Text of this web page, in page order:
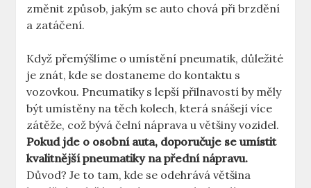
změnit způsob, jakým se auto chová při brzdění
a zatáčení.
Když přemýšlíme o umístění pneumatik, důležité
je znát, kde se dostaneme do kontaktu s
vozovkou. Pneumatiky s lepší přilnavostí by měly
být umístěny na těch kolech, která snášejí více
zátěže, což bývá čelní náprava u většiny vozidel.
Pokud jde o osobní auta, doporučuje se umístit
kvalitnější pneumatiky na přední nápravu.
Důvod? Je to tam, kde se odehrává většina